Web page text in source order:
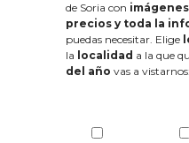
de Soria con
precios y toda la
puedas necesitar. Elige
la localidad a la que
del año vas a vistarnos: